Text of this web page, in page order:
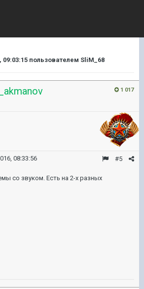
09:03:15 пользователем SliM_68
1 017
#5
08:33:56
со звуком. Есть на 2-х разных